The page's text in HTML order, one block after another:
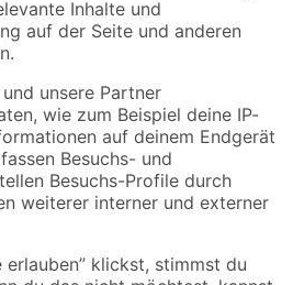
Versandarten